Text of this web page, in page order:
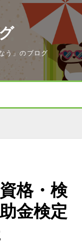
う」のブログ
格・検
金検定